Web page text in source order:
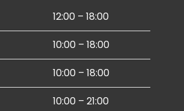
12:00 – 18:00
10:00 – 18:00
10:00 – 18:00
10:00 – 21:00